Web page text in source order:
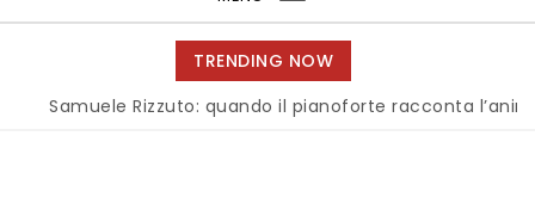
navigation
TRENDING NOW
Rizzuto: quando il pianoforte racconta l’anima